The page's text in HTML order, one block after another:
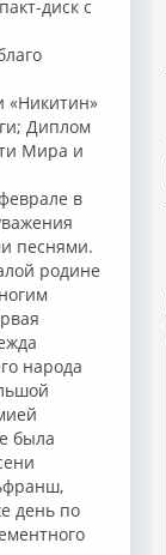
диск с
«Никитин»
Диплом
Мира и
в
песнями.
родине
народа
была
день по